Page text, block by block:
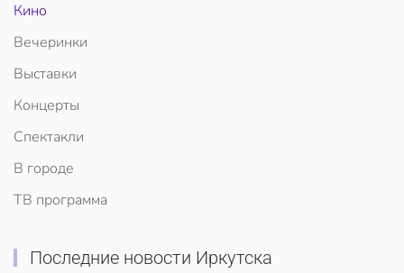
Кино
Вечеринки
Выставки
Концерты
Спектакли
В городе
ТВ программа
Последние новости Иркутска